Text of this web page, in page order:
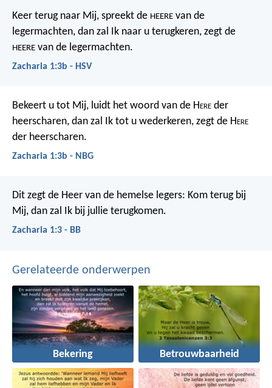
Keer terug naar Mij, spreekt de HEERE van de
legermachten, dan zal Ik naar u terugkeren, zegt de
HEERE van de legermachten.
Zacharia 1:3b - HSV
Bekeert u tot Mij, luidt het woord van de Here der
heerscharen, dan zal Ik tot u wederkeren, zegt de Here
der heerscharen.
Zacharia 1:3b - NBG
Dit zegt de Heer van de hemelse legers: Kom terug bij
Mij, dan zal Ik bij jullie terugkomen.
Zacharia 1:3 - BB
Gerelateerde onderwerpen
Bekering Betrouwbaarheid